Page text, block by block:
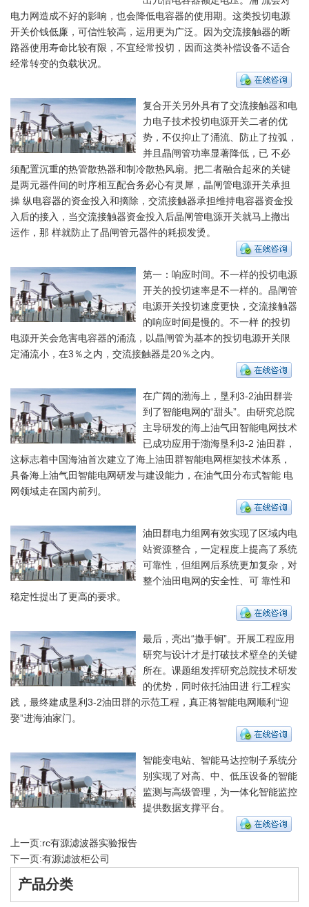
电力网造成不好的影响，也会降低电容器的使用期。这类投切电源
开关价钱低廉，可信性较高，运用更为广泛。因为交流接触器的断
路器使用寿命比较有限，不宜经常投切，因而这类补偿设备不适合
经常转变的负载状况。
复合开关另外具有了交流接触器和电
力电子技术投切电源开关二者的优
势，不仅抑止了涌流、防止了拉弧，
并且晶闸管功率显著降低，已 不必
须配置沉重的热管散热器和制冷散热风扇。把二者融合起來的关键
是两元器件间的时序相互配合务必心有灵犀，晶闸管电源开关承担
操 纵电容器的资金投入和摘除，交流接触器承担维持电容器资金投
入后的接入，当交流接触器资金投入后晶闸管电源开关就马上撤出
运作，那 样就防止了晶闸管元器件的耗损发烫。
第一：响应时间。不一样的投切电源
开关的投切速率是不一样的。晶闸管
电源开关投切速度更快，交流接触器
的响应时间是慢的。不一样 的投切
电源开关会危害电容器的涌流，以晶闸管为基本的投切电源开关限
定涌流小，在3％之内，交流接触器是20％之内。
在广阔的渤海上，垦利3-2油田群尝
到了智能电网的“甜头”。由研究总院
主导研发的海上油气田智能电网技术
已成功应用于渤海垦利3-2 油田群，
这标志着中国海油首次建立了海上油田群智能电网框架技术体系，
具备海上油气田智能电网研发与建设能力，在油气田分布式智能 电
网领域走在国内前列。
油田群电力组网有效实现了区域内电
站资源整合，一定程度上提高了系统
可靠性，但组网后系统更加复杂，对
整个油田电网的安全性、可 靠性和
稳定性提出了更高的要求。
最后，亮出“撒手锏”。开展工程应用
研究与设计才是打破技术壁垒的关键
所在。课题组发挥研究总院技术研发
的优势，同时依托油田进 行工程实
践，最终建成垦利3-2油田群的示范工程，真正将智能电网顺利“迎
娶”进海油家门。
智能变电站、智能马达控制子系统分
别实现了对高、中、低压设备的智能
监测与高级管理，为一体化智能监控
提供数据支撑平台。
上一页:rc有源滤波器实验报告
下一页:有源滤波柜公司
产品分类